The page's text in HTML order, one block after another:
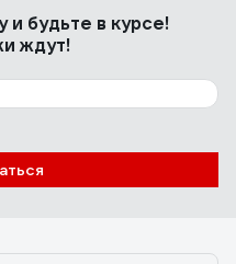
ПТК
07.03.2022
и будьте в курсе!
ждут!